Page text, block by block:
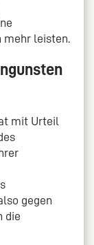
mehr leisten.
mit Urteil
gegen
die